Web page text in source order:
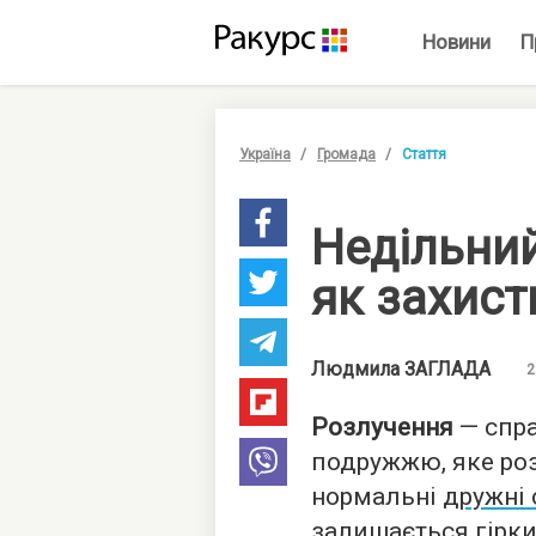
Новини
Україна Громада Стаття
як
Людмила ЗАГЛАДА
Розлучення —
подружжю, яке
нормальні дружні